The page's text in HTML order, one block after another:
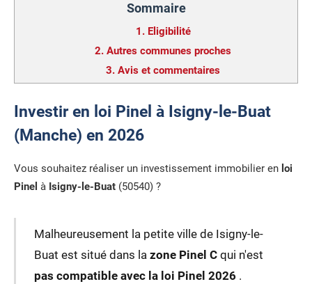
Sommaire
1. Eligibilité
2. Autres communes proches
3. Avis et commentaires
Investir en loi Pinel à Isigny-le-Buat
(Manche) en 2026
Vous souhaitez réaliser un investissement immobilier en loi
Pinel à Isigny-le-Buat (50540) ?
Malheureusement la petite ville de Isigny-le-
Buat est situé dans la zone Pinel Cqui n'est
pas compatible avec la loi Pinel 2026 .